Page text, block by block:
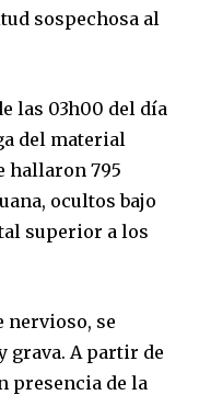
sospechosa al
las 03h00 del día
del material
hallaron 795
ocultos bajo
superior a los
nervioso, se
grava. A partir de
presencia de la